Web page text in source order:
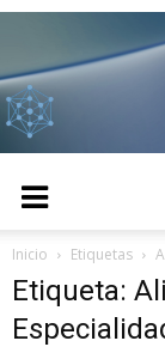
Inicio Etiquetas
Etiqueta: